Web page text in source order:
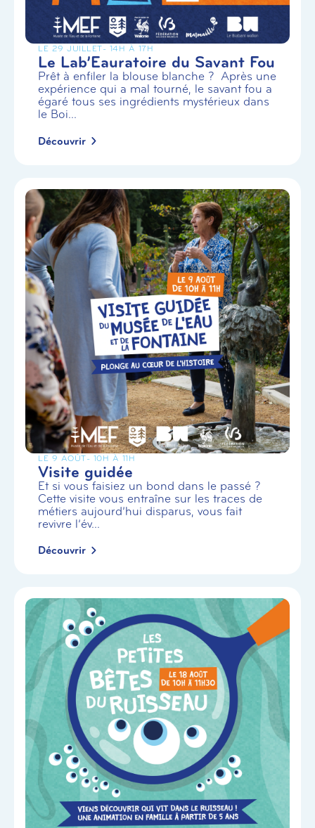
LE 29 JUILLET- 14H À 17H
Le Lab’Eauratoire du Savant Fou
Prêt à enfiler la blouse blanche ? Après une
expérience qui a mal tourné, le savant fou a
égaré tous ses ingrédients mystérieux dans
le Boi...
Découvrir
LE 9 AOÛT- 10H À 11H
Visite guidée
Et si vous faisiez un bond dans le passé ?
Cette visite vous entraîne sur les traces de
métiers aujourd’hui disparus, vous fait
revivre l’év...
Découvrir